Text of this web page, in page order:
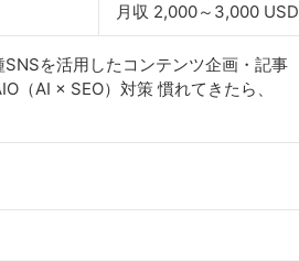
月収 2,000～3,000 USD
を活用したコンテンツ企画・記事
AI × SEO）対策 慣れてきたら、